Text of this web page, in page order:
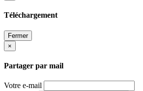
Téléchargement
Fermer
×
Partager par mail
Votre e-mail